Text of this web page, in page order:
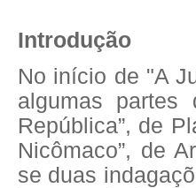
Introdução
No início de "A
algumas
República”, de
Nicômaco”, de
se duas